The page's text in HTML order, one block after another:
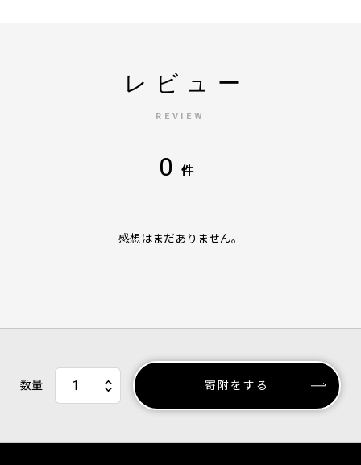
レビュー
REVIEW
0 件
感想はまだありません。
数量 寄附をする